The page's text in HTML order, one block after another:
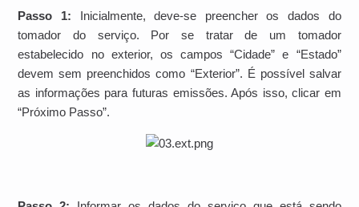
Passo 1: Inicialmente, deve-se preencher os dados do
tomador do serviço. Por se tratar de um tomador
estabelecido no exterior, os campos “Cidade” e “Estado”
devem sem preenchidos como “Exterior”. É possível salvar
as informações para futuras emissões. Após isso, clicar em
“Próximo Passo”.